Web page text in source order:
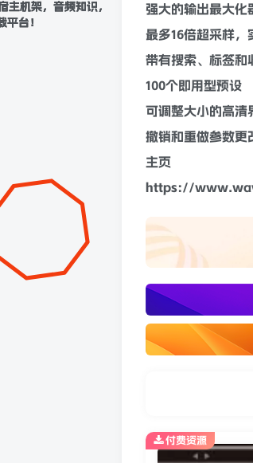
强大的输出最大化
最多16倍超采样
带有搜索、标签和
100个即用型预设
可调整大小的高清
撤销和重做参数更
主页
https://
付费资源